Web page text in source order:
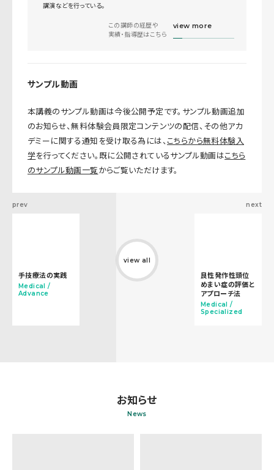
講演などを行っている。
この講師の経歴や
実績・指導歴はこちら
view more
サンプル動画
本講義のサンプル動画は今後公開予定です。サンプル動画追加
のお知らせ、無料体験会員限定コンテンツの配信、その他アカ
デミーに関する通知を受け取る為には、こちらから無料体験入
学を行ってください。既に公開されているサンプル動画はこちら
のサンプル動画一覧からご覧いただけます。
prev
手技療法の実践
Medical /
Advance
view all
next
良性発作性頭位
めまい症の評価と
アプローチ法
Medical /
Specialized
お知らせ
News